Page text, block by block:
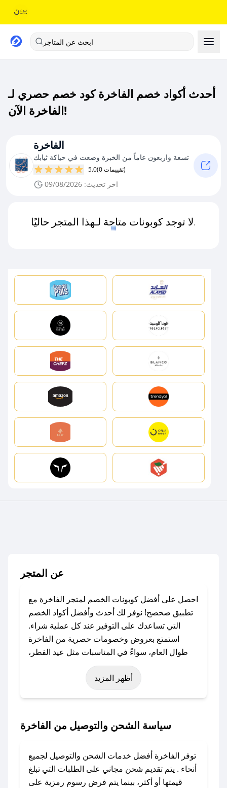
ابحث عن المتاجر
أحدث أكواد خصم الفاخرة كود خصم حصري لـ
الفاخرة الآن!
الفاخرة
تسعة واربعون عاماً من الخبرة وضعت في حياكة ثيابك
5.0 (0 تقييمات)
اخر تحديث: 09/08/2026
لا توجد كوبونات متاحة لـهذا المتجر حاليًا.
عن المتجر
احصل على أفضل كوبونات الخصم لمتجر الفاخرة مع
تطبيق صحصح! نوفر لك أحدث وأفضل أكواد الخصم
التي تساعدك على التوفير عند كل عملية شراء.
استمتع بعروض وخصومات حصرية من الفاخرة
طوال العام، سواءً في المناسبات مثل عيد الفطر،
عيد الأضحى، الجمعة البيضاء (شهر نوفمبر)، رمضان،
اليوم الوطني، يوم التأسيس، أو حتى عروض خاصة
باستخدام تطبيق صحصح، يمكنك العثور بسهولة على
تواصل معنا عبر تويتر أو البريد الإلكتروني لإضافته
بسرعة.
أظهر المزيد
سياسة الشحن والتوصيل من الفاخرة
توفر الفاخرة أفضل خدمات الشحن والتوصيل لجميع
أنحاء . يتم تقديم شحن مجاني على الطلبات التي تبلغ
قيمتها أو أكثر، بينما يتم فرض رسوم رمزية على